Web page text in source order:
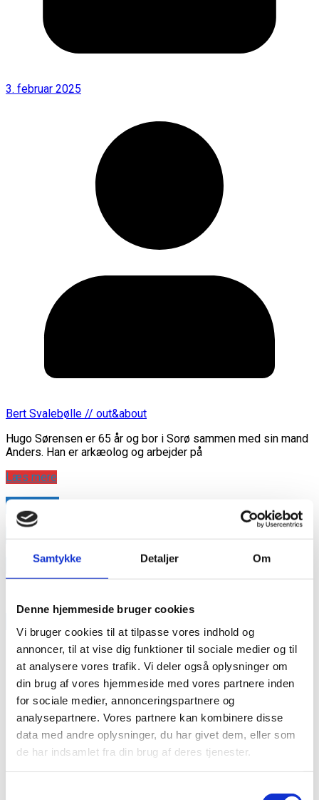
Samtykke Detaljer Om
Denne hjemmeside bruger cookies
Vi bruger cookies til at tilpasse vores indhold og
annoncer, til at vise dig funktioner til sociale medier og til
at analysere vores trafik. Vi deler også oplysninger om
din brug af vores hjemmeside med vores partnere inden
for sociale medier, annonceringspartnere og
analysepartnere. Vores partnere kan kombinere disse
data med andre oplysninger, du har givet dem, eller som
de har indsamlet fra din brug af deres tjenester.
3. februar 2025
Bert Svalebølle // out&about
Hugo Sørensen er 65 år og bor i Sorø sammen med sin mand
Anders. Han er arkæolog og arbejder på
Læs mere
annonce
annonce
Like us